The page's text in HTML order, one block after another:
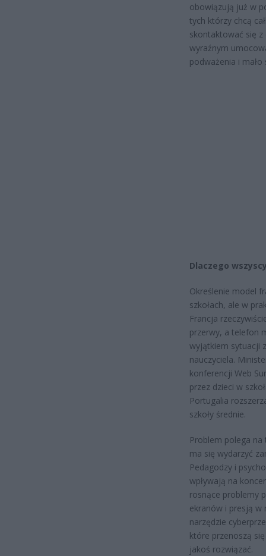
obowiązują już w
tych którzy chcą
skontaktować się z
wyraźnym
podważenia i mało
Dlaczego
Określenie model
szkołach, ale w
Francja
przerwy, a telefon
wyjątkiem sytuacji
nauczyciela.
konferencji Web
przez dzieci w
Portugalia
szkoły średnie.
Problem polega
ma się wydarzyć
Pedagodzy i
wpływają na
rosnące problemy
ekranów i presją w
narzędzie
które przenoszą
jakoś rozwiązać.